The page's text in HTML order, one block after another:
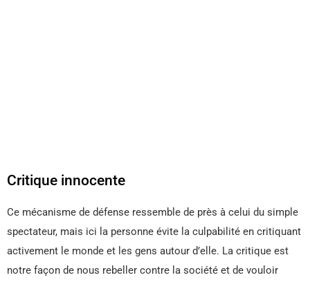
Critique innocente
Ce mécanisme de défense ressemble de près à celui du simple
spectateur, mais ici la personne évite la culpabilité en critiquant
activement le monde et les gens autour d’elle. La critique est
notre façon de nous rebeller contre la société et de vouloir